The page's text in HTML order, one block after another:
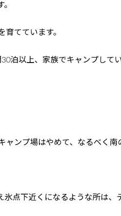
育てています。
泊以上、家族でキャンプしてい
ャンプ場はやめて、なるべく南
氷点下近くになるような所は、